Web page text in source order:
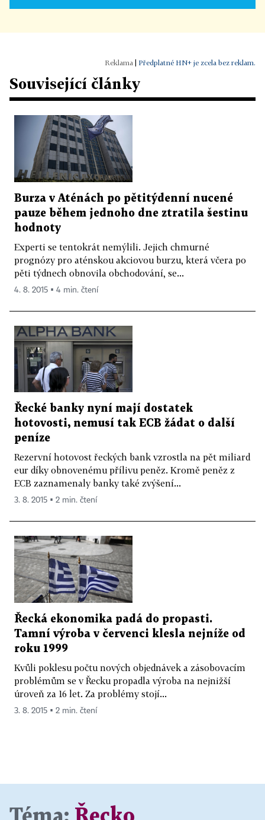
Předplatné HN+ je zcela bez reklam.
Související články
Burza v Aténách po pětitýdenní nucené
pauze během jednoho dne ztratila šestinu
hodnoty
Experti se tentokrát nemýlili. Jejich chmurné
prognózy pro aténskou akciovou burzu, která včera po
pěti týdnech obnovila obchodování, se...
4. 8. 2015 ▪ 4 min. čtení
Řecké banky nyní mají dostatek
hotovosti, nemusí tak ECB žádat o další
peníze
Rezervní hotovost řeckých bank vzrostla na pět miliard
eur díky obnovenému přílivu peněz. Kromě peněz z
ECB zaznamenaly banky také zvýšení...
3. 8. 2015 ▪ 2 min. čtení
Řecká ekonomika padá do propasti.
Tamní výroba v červenci klesla nejníže od
roku 1999
Kvůli poklesu počtu nových objednávek a zásobovacím
problémům se v Řecku propadla výroba na nejnižší
úroveň za 16 let. Za problémy stojí...
3. 8. 2015 ▪ 2 min. čtení